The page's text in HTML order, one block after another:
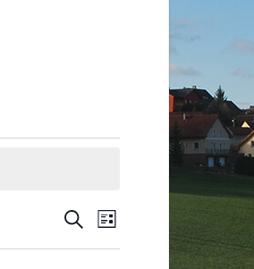
Navigace
HledatNavigace
pro
zobrazení
Seznam